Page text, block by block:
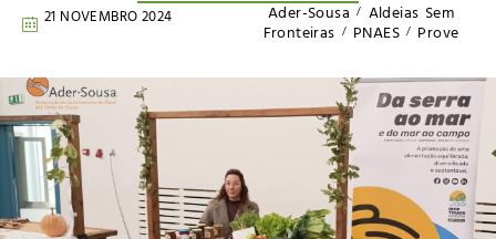
21 NOVEMBRO 2024 Ader-Sousa Aldeias Sem
Fronteiras PNAES Prove